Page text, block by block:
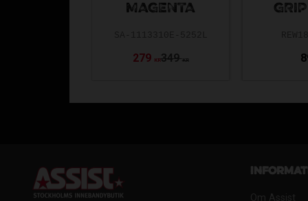
MAGENTA
279 KR349 KR
Om Assist